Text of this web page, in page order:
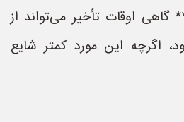
اوقات تأخیر می‌تواند از
اگرچه این مورد کمتر شایع